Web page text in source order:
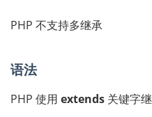
PHP 不支持多继承
语法
PHP 使用 extends 关键字